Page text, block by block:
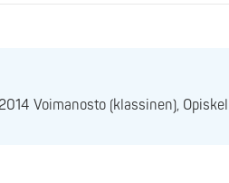
Voimanosto (klassinen),